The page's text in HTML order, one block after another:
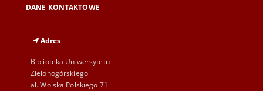
DANE KONTAKTOWE
Adres
Biblioteka Uniwersytetu
Zielonogórskiego
al. Wojska Polskiego 71